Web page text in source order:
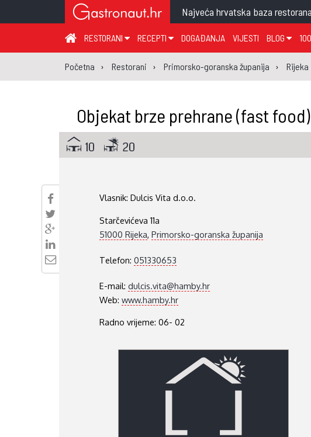
Najveća hrvatska baza
RESTORANI
ZAGREB I ZAGREBAČKA ŽUPANIJA
MEĐIMURSKA ŽUPANIJA
KOPRIVNIČKO-KRIŽEVAČKA ŽUPANIJA
PRIMORSKO-GORANSKA ŽUPANIJA
VIROVITIČKO-PODRAVSKA ŽUPANIJA
OSJEČKO-BARANJSKA ŽUPANIJA
VUKOVARSKO-SRIJEMSKA ŽUPANIJA
ISTARSKA ŽUPANIJA
RECEPTI
JUHA
PREDJELO
GLAVNO JELO
MEĐUJELO
SALATA
DESERT
DOGAĐANJA VIJESTI BLOG
TEMA
KLUB
Početna Restorani Primorsko-goranska županija Rijeka
Objekat brze prehrane (fast food)
10 20
Vlasnik: Dulcis Vita d.o.o.
Starčevićeva 11a
51000 Rijeka, Primorsko-goranska županija
Telefon: 051330653
E-mail: dulcis.vita@hamby.hr
Web: www.hamby.hr
Radno vrijeme: 06- 02